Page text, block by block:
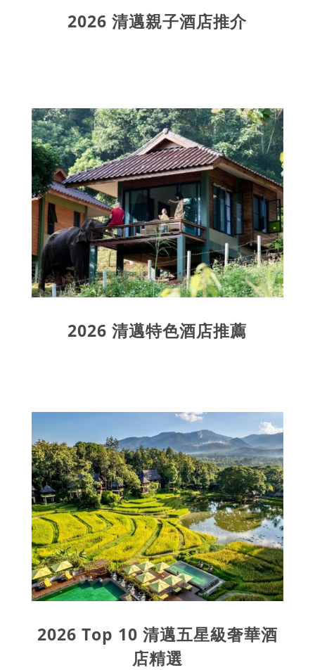
2026 清邁親子酒店推介
2026 清邁特色酒店推薦
2026 Top 10 清邁五星級奢華酒
店精選